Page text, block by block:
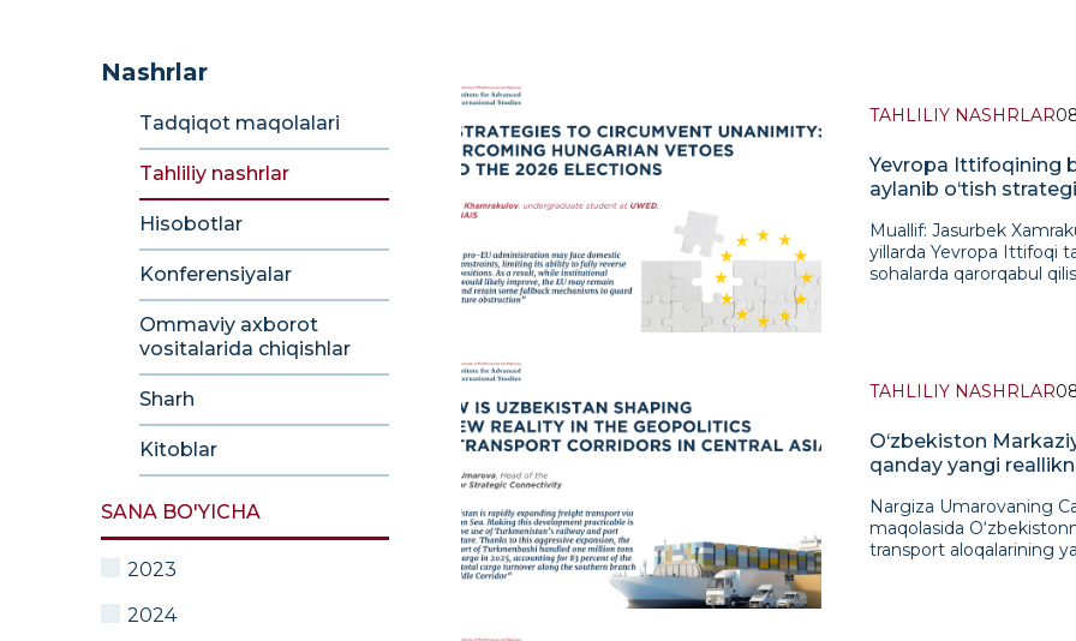
Nashrlar
Tadqiqot maqolalari
Tahliliy nashrlar
Hisobotlar
Konferensiyalar
Ommaviy axborot
vositalarida chiqishlar
Sharh
Kitoblar
SANA BO'YICHA
2023
2024
TAHLILIY NASHRLAR
Yevropa Ittifoqining
aylanib o‘tish
Muallif: Jasurbek Xamrakulov, JIDU talabasi, IXTI amaliyotchisi Kirish So‘nggi yillarda Yevropa Ittifoqi tashqi siyosat va moliyaviy yordam kabi muhim sohalarda qarorqabul qilish jarayonida tobora kuchayib borayotgan institutsional turg‘unlikka duch kelmoqda. Shu nuqtai nazardan, Vengriya Viktor Orban rahbarligida YI doirasidagi jamoaviy qarorlarni, ayniqsa Ukrainaga ajratiladigan moliyaviy yordam paketlarini bir necha bor veto qilish orqalito‘sib kelmoqda. Bu holat kuchayib borayotgan geosiyosiy keskinlik sharoitida YI boshqaruvtizimining strukturaviy zaifliklarini yaqqol namoyon etdi. Vengriya tomonidan qayta-qayta qo‘llanilgan vetolar, xususan, Ukrainaga ajratilishirejalashtirilgan 90 milliard yevrolik moliyaviy yordam paketi masalasida, yevropalik yetakchilartomonidan keskin tanqidga sabab bo‘ldi. Viktor Orbanni vetoni bekor qilishga undash bo‘yichakuchli bosimga qaramay, Bryusselda o‘tkazilgan sammitda murosaga erishilmadi, bu esa Ittifoqichidagi jiddiy kelishmovchiliklarni ochiq ko‘rsatdi. Orbán o‘z pozitsiyasini Vengriyaga neft yetkazib beruvchi “Drujba” quvurining shikastlanishibilan bog‘liq bahs bilan izohladi. Shu bilan birga, boshqa YI yetakchilari norozilik bildirib, unijamoaviy majburiyatlarga putur yetkazishda aybladilar hamda Ukrainaga yordam urush sharoitidanihoyatda muhim ekanini ta’kidladilar. Energetika va toza havo tadqiqotlari markazima’lumotlariga ko‘ra, Vengriya va Slovakiya yanvar oyida ushbu quvur orqali taxminan 137 million yevro miqdorida Rossiya neftini import qilgan. Xabarlarga ko‘ra, yanvar oxirida Rossiyahavo zarbalari natijasida (Kiyevga ko‘ra) quvurning Ukrainadagi g‘arbiy tarmog‘i shikastlanganva neft oqimi to‘xtagan. Vengriya esa bu fikrga qo‘shilmay, aksincha Ukrainani quvurdanfoydalanishni to‘sishda ayblamoqda. Yuzaga kelgan vaziyat YI qaror qabul qilish tizimidagi asosiy muammolardan biri bu bir ovozdanqaror qabul qilish (unanimity) tamoyilini yaqqol namoyon etadi. Ushbu tamoyil har qanday a’zodavlatga, qolgan davlatlarning katta qo‘llab-quvvatlashiga qaramay, umumiy qarorlarni bloklashimkonini beradi. Amalda bu Vengriyaga o‘z pozitsiyasidan siyosiy imtiyozlar olish yokisuverenitetni himoya qilish hamda “Bryussel”ga qarshi turish kabi ichki siyosiy narrativlarniilgari surish uchun foydalanish imkonini bermoqda. Natijada siyosiy jarayonlarda turg‘unlikyuzaga kelmoqda: ayniqsa Ukrainaga yordam bilan bog‘liq muhim tashabbuslar kechiktirilmoqdayoki butunlay to‘sib qo‘yilmoqda. Bundan tashqari, bu holat Yevropa Ittifoqining xalqaromaydondagi obro‘sini zaiflashtiradi va uni yagona geosiyosiy aktyor sifatida harakat qilishqobiliyatiga putur yetkazadi. Shu jihatdan, bu vaziyat bilvosita Rossiya manfaatlariga xizmatqilmoqda, chunki u Yevropaning Ukrainaga yordam ko‘rsatish mexanizmlarini izdan chiqarishgaintilmoqda. Vengriya bilan bog‘liq holat ayniqsa muhim, chunki u nafaqat siyosiykelishmovchiliklarni, balki YI doirasida huquq ustuvorligi va demokratik standartlarga rioyaetilishi bilan bog‘liq chuqurroq muammolarni ham aks ettiradi. Vetoni aylanib o‘tish mexanizmlari Ayrim ekspertlarning fikricha, Ukraina mojarosi kabi favqulodda
TAHLILIY NASHRLAR
O‘zbekiston
qanday yangi
Nargiza Umarovaning
maqolasida
transport aloqalarining